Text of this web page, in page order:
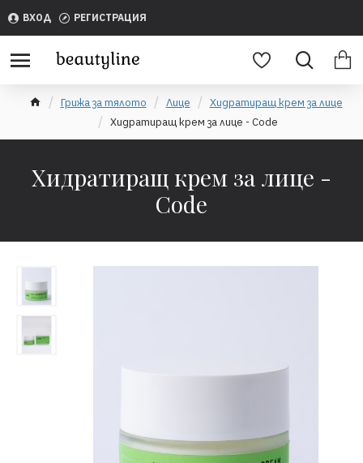
ВХОД РЕГИСТРАЦИЯ
Грижа за тялото Лице
Хидратиращ крем за лице
Хидратиращ крем за лице - Code
Хидратиращ крем за лице -
Code